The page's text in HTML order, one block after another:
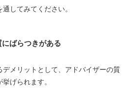
してみてください。
ばらつきがある
メリットとして、アドバイザーの質
げられます。